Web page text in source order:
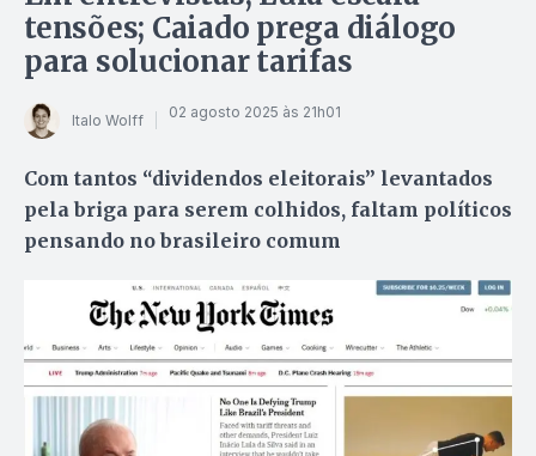
tensões; Caiado prega diálogo
para solucionar tarifas
Italo Wolff 02 agosto 2025 às 21h01
Com tantos “dividendos eleitorais” levantados
pela briga para serem colhidos, faltam políticos
pensando no brasileiro comum